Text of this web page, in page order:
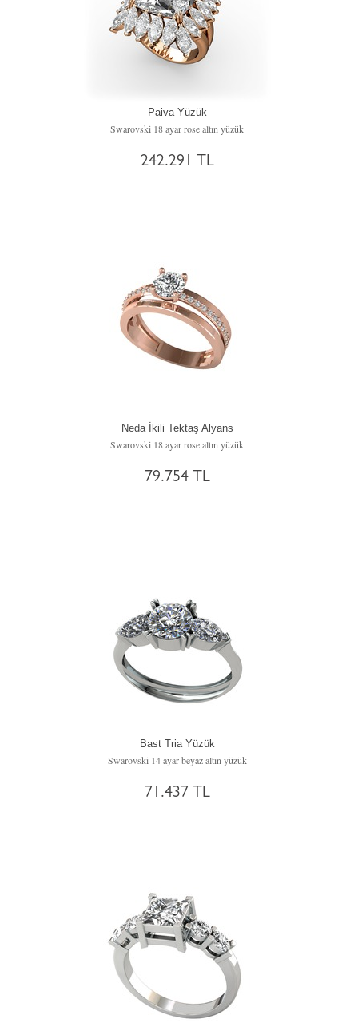
Paiva Yüzük
Swarovski 18 ayar rose altın yüzük
242.291 TL
Neda İkili Tektaş Alyans
Swarovski 18 ayar rose altın yüzük
79.754 TL
Bast Tria Yüzük
Swarovski 14 ayar beyaz altın yüzük
71.437 TL